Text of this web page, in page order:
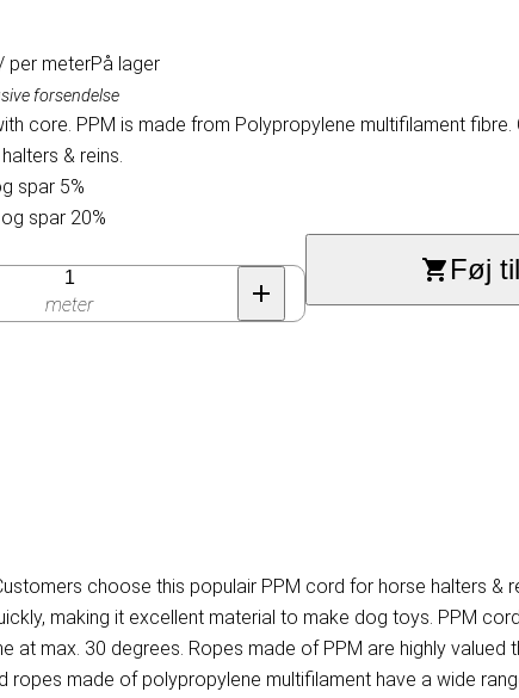
per meterPå lager
forsendelse
core. PPM is made from Polypropylene multifilament
& reins.
spar 5%
spar 20%
meter
Føj
choose this populair PPM cord for horse halters &
making it excellent material to make dog toys. PPM
max. 30 degrees. Ropes made of PPM are highly valued
made of polypropylene multifilament have a wide